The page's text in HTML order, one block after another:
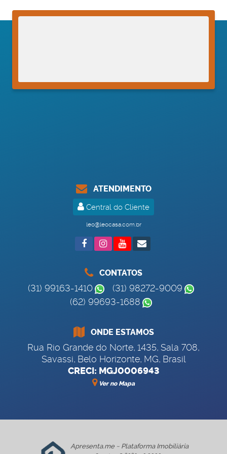
ATENDIMENTO
Central do Cliente
leo@leocasa.com.br
CONTATOS
(31) 99163-1410
(31) 98272-9009
(62) 99693-1688
ONDE ESTAMOS
Rua Rio Grande do Norte, 1435, Sala 708,
Savassi, Belo Horizonte, MG, Brasil
CRECI: MGJ0006943
Ver no Mapa
Apresenta.me ~ Plataforma Imobiliária